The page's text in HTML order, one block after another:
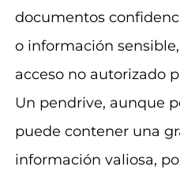
documentos
o información
acceso no autorizado
Un pendrive, aunque
puede contener una
información valiosa,